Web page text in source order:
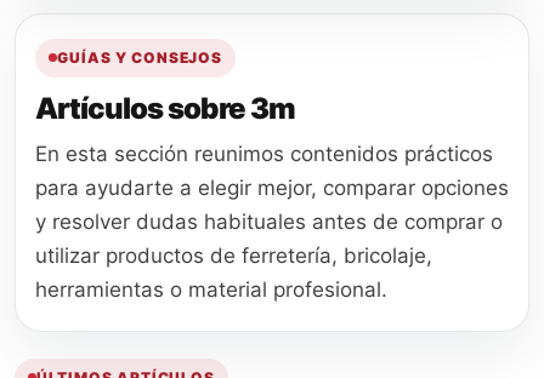
GUÍAS Y CONSEJOS
Artículos sobre 3m
En esta sección reunimos contenidos prácticos
para ayudarte a elegir mejor, comparar opciones
y resolver dudas habituales antes de comprar o
utilizar productos de ferretería, bricolaje,
herramientas o material profesional.